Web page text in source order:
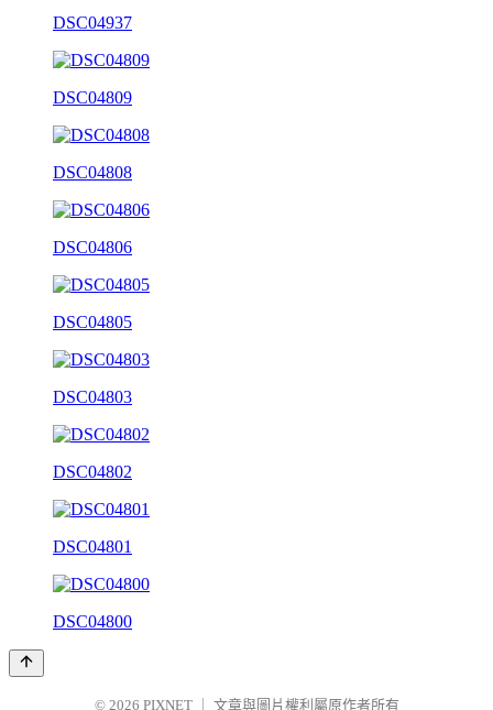
DSC04937
DSC04809
DSC04808
DSC04806
DSC04805
DSC04803
DSC04802
DSC04801
DSC04800
© 2026 PIXNET 文章與圖片權利屬原作者所有